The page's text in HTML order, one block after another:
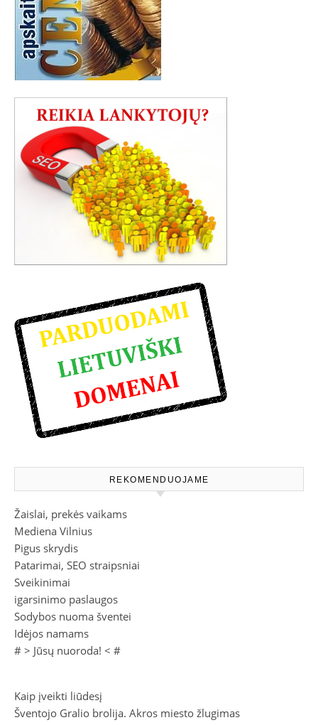
REKOMENDUOJAME
Žaislai, prekės vaikams
Mediena Vilnius
Pigus skrydis
Patarimai, SEO straipsniai
Sveikinimai
igarsinimo paslaugos
Sodybos nuoma šventei
Idėjos namams
# > Jūsų nuoroda! < #
Kaip įveikti liūdesį
Šventojo Gralio brolija. Akros miesto žlugimas